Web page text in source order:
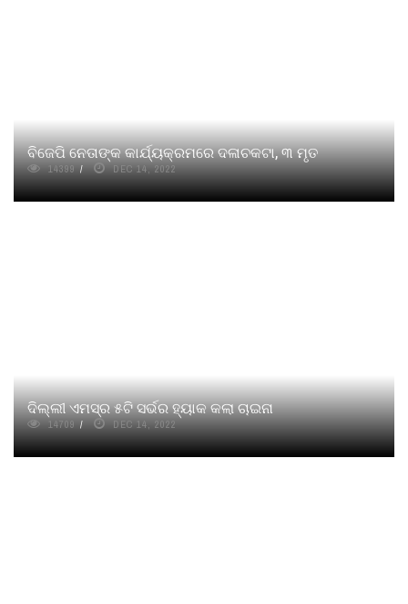
ବିଜେପି ନେତାଙ୍କ କାର୍ଯ୍ୟକ୍ରମରେ ଦଳାଚକଟା, ୩ ମୃତ
14399 DEC 14, 2022
ଦିଲ୍ଲୀ ଏମସ୍‌ର ୫ଟି ସର୍ଭର ହ୍ୟାକ କଲା ଚାଇନା
14709 DEC 14, 2022